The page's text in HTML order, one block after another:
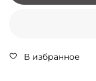
В избранное